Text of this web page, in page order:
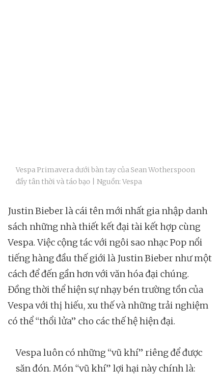
Vespa Primavera dưới bàn tay của Sean Wotherspoon
đầy tân thời và táo bạo | Nguồn: Vespa
Justin Bieber là cái tên mới nhất gia nhập danh
sách những nhà thiết kết đại tài kết hợp cùng
Vespa. Việc cộng tác với ngôi sao nhạc Pop nổi
tiếng hàng đầu thế giới là Justin Bieber như một
cách để đến gần hơn với văn hóa đại chúng.
Đồng thời thể hiện sự nhạy bén trường tồn của
Vespa với thị hiếu, xu thế và những trải nghiệm
có thể “thổi lửa” cho các thế hệ hiện đại.
Vespa luôn có những “vũ khí” riêng để được
săn đón. Món “vũ khí” lợi hại này chính là: